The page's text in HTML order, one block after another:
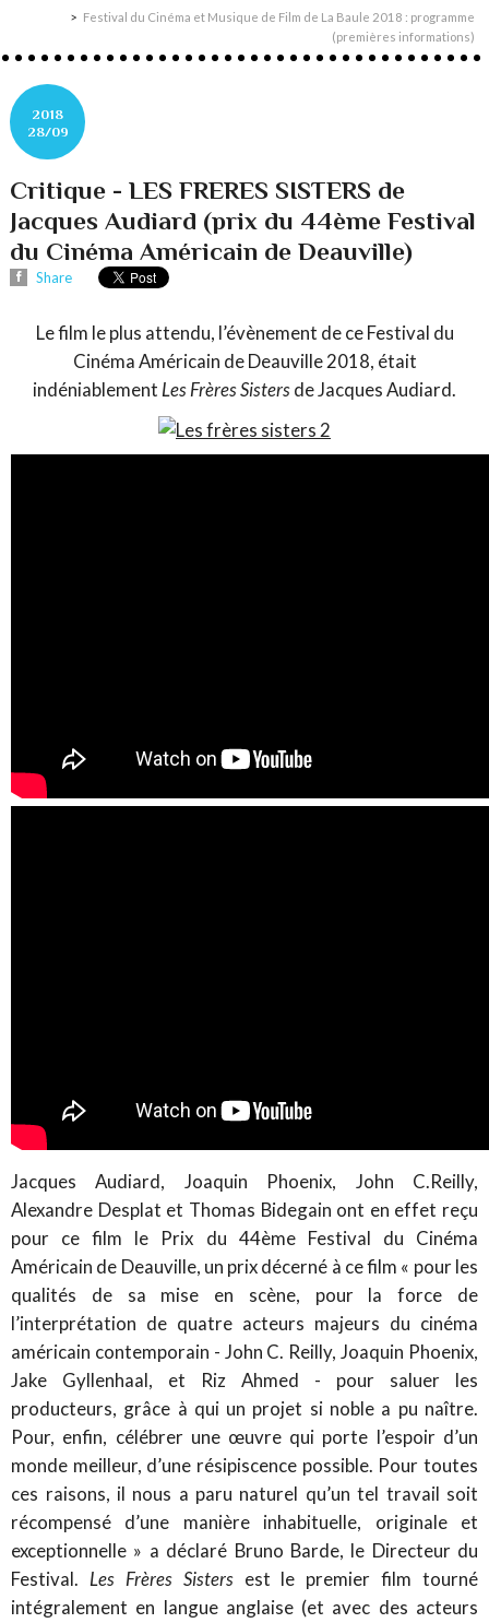
Festival du Cinéma et Musique de Film de La Baule 2018 : programme
(premières informations)
2018
28/09
Critique - LES FRERES SISTERS de
Jacques Audiard (prix du 44ème Festival
du Cinéma Américain de Deauville)
Share
Le film le plus attendu, l’évènement de ce Festival du
Cinéma Américain de Deauville 2018, était
indéniablement Les Frères Sistersde Jacques Audiard.
Jacques Audiard, Joaquin Phoenix, John C.Reilly,
Alexandre Desplat et Thomas Bidegain ont en effet reçu
pour ce film le Prix du 44ème Festival du Cinéma
Américain de Deauville, un prix décerné à ce film « pour les
qualités de sa mise en scène, pour la force de
l’interprétation de quatre acteurs majeurs du cinéma
américain contemporain - John C. Reilly, Joaquin Phoenix,
Jake Gyllenhaal, et Riz Ahmed - pour saluer les
producteurs, grâce à qui un projet si noble a pu naître.
Pour, enfin, célébrer une œuvre qui porte l’espoir d’un
monde meilleur, d’une résipiscence possible. Pour toutes
ces raisons, il nous a paru naturel qu’un tel travail soit
récompensé d’une manière inhabituelle, originale et
exceptionnelle » a déclaré Bruno Barde, le Directeur du
Festival. Les Frères Sistersest le premier film tourné
intégralement en langue anglaise (et avec des acteurs